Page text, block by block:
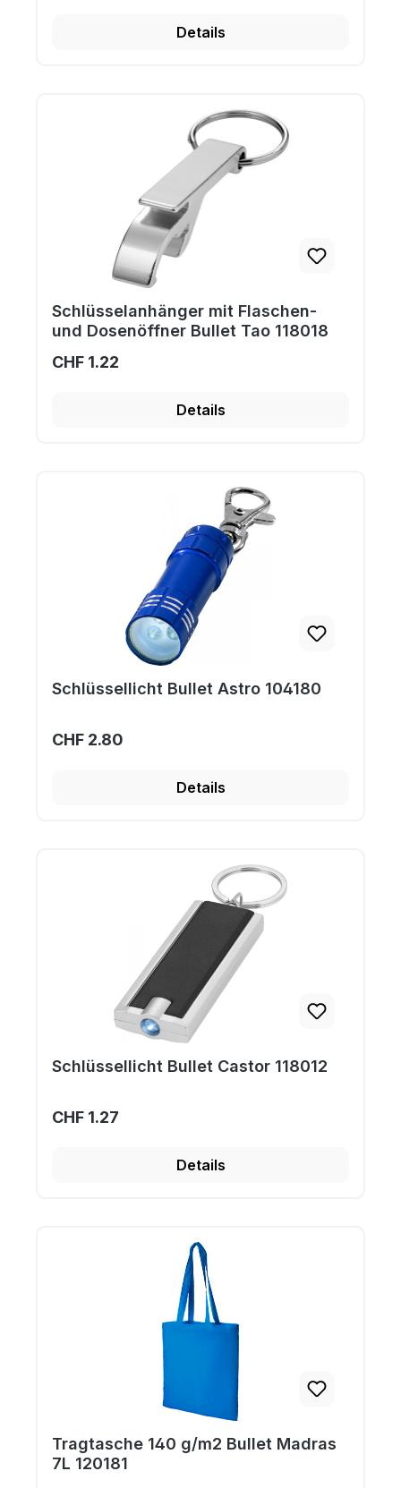
Details
Schlüsselanhänger mit Flaschen-
und Dosenöffner Bullet Tao 118018
CHF 1.22
Details
Schlüssellicht Bullet Astro 104180
CHF 2.80
Details
Schlüssellicht Bullet Castor 118012
CHF 1.27
Details
Tragtasche 140 g/m2 Bullet Madras
7L 120181